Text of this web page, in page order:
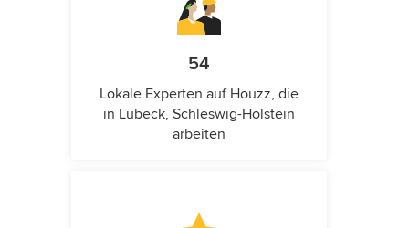
54
Lokale Experten auf Houzz, die
in Lübeck, Schleswig-Holstein
arbeiten